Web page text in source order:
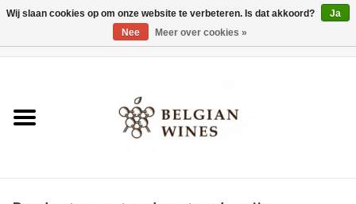
Wijnen
Wij slaan cookies op om onze website te verbeteren. Is dat akkoord?
Ja
Nee
Meer over cookies »